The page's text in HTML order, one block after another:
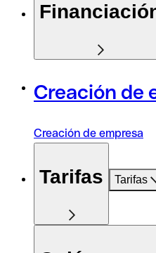
Creación de
Creación de empresa
Tarifas Tarifas